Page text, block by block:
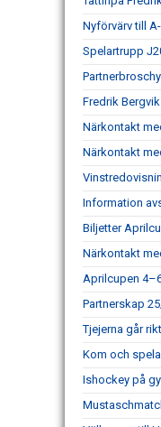
Nyförvärv till
Spelartrupp
Fredrik
Närkontakt
Närkontakt
Information
Biljetter
Närkontakt
Aprilcupen
Partnerskap
Tjejerna går
Kom och
Ishockey på